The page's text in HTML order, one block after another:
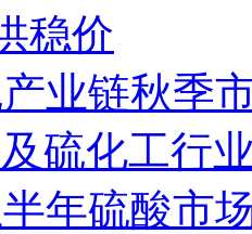
稳价
产业链秋季
硫化工行
半年硫酸市